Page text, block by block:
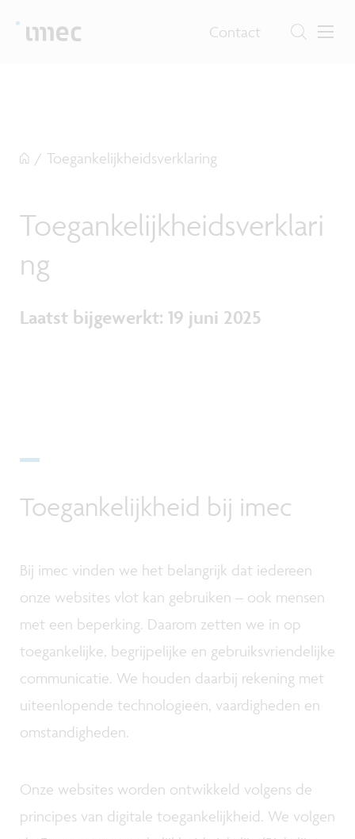
Contact
/ Toegankelijkheidsverklaring
Toegankelijkheidsverklari
ng
Laatst bijgewerkt: 19 juni 2025
Toegankelijkheid bij imec
Bij imec vinden we het belangrijk dat iedereen
onze websites vlot kan gebruiken – ook mensen
met een beperking. Daarom zetten we in op
toegankelijke, begrijpelijke en gebruiksvriendelijke
communicatie. We houden daarbij rekening met
uiteenlopende technologieën, vaardigheden en
omstandigheden.
Onze websites worden ontwikkeld volgens de
principes van digitale toegankelijkheid. We volgen